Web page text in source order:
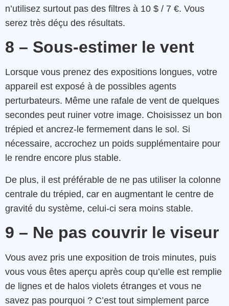
n’utilisez surtout pas des filtres à 10 $ / 7 €. Vous
serez très déçu des résultats.
8 – Sous-estimer le vent
Lorsque vous prenez des expositions longues, votre
appareil est exposé à de possibles agents
perturbateurs. Même une rafale de vent de quelques
secondes peut ruiner votre image. Choisissez un bon
trépied et ancrez-le fermement dans le sol. Si
nécessaire, accrochez un poids supplémentaire pour
le rendre encore plus stable.
De plus, il est préférable de ne pas utiliser la colonne
centrale du trépied, car en augmentant le centre de
gravité du système, celui-ci sera moins stable.
9 – Ne pas couvrir le viseur
Vous avez pris une exposition de trois minutes, puis
vous vous êtes aperçu après coup qu’elle est remplie
de lignes et de halos violets étranges et vous ne
savez pas pourquoi ? C’est tout simplement parce